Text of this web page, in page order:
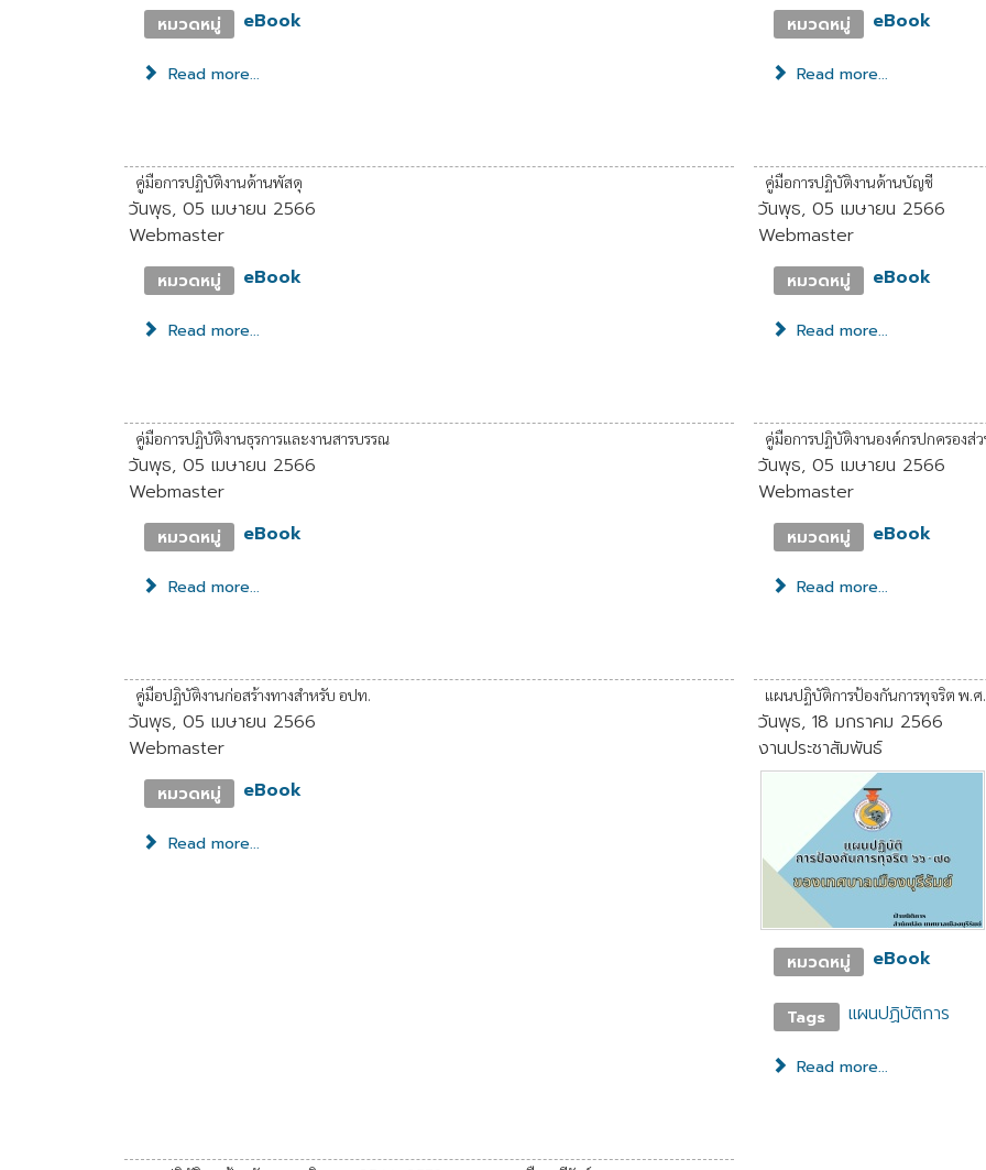
หมวดหมู่ eBook
Read more...
หมวดหมู่ eBook
Read more...
คู่มือการปฏิบัติงานด้านพัสดุ
วันพุธ, 05 เมษายน 2566
Webmaster
หมวดหมู่ eBook
Read more...
คู่มือการปฏิบัติงานด้านบัญชี
วันพุธ, 05 เมษายน 2566
Webmaster
หมวดหมู่ eBook
Read more...
คู่มือการปฏิบัติงานธุรการและงานสารบรรณ
วันพุธ, 05 เมษายน 2566
Webmaster
หมวดหมู่ eBook
Read more...
คู่มือการปฏิบัติงานองค์กรปกครองส่
วันพุธ, 05 เมษายน 2566
Webmaster
หมวดหมู่ eBook
Read more...
คู่มือปฏิบัติงานก่อสร้างทางสำหรับ อปท.
วันพุธ, 05 เมษายน 2566
Webmaster
หมวดหมู่ eBook
Read more...
แผนปฏิบัติการป้องกันการทุจริต พ.ศ
วันพุธ, 18 มกราคม 2566
งานประชาสัมพันธ์
หมวดหมู่ eBook
Tags แผนปฏิบัติการ
Read more...